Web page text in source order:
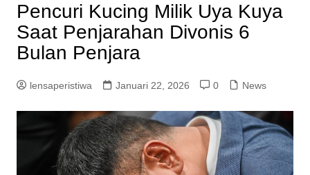
Pencuri Kucing Milik Uya Kuya
Saat Penjarahan Divonis 6
Bulan Penjara
lensaperistiwa Januari 22, 2026 0 News